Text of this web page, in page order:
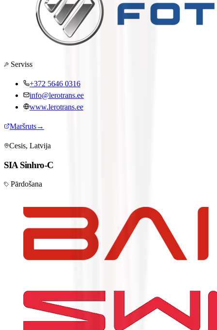
Serviss
+372 5646 0316
info@lerotrans.ee
www.lerotrans.ee
Maršruts→
Cesis, Latvija
SIA Sinhro-C
Pārdošana